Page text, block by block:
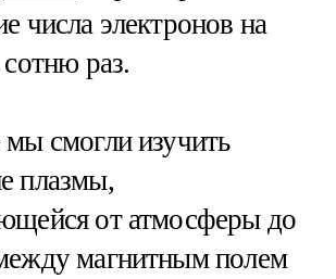
числа электронов на
раз.
смогли изучить
плазмы,
от атмосферы до
магнитным полем